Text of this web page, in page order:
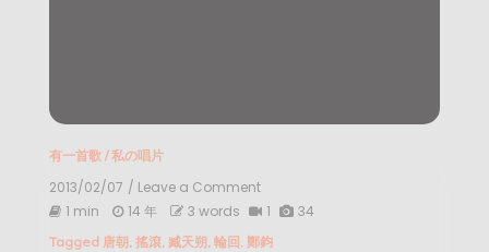
有一首歌/私の唱片
2013/02/07 / Leave a Commenton
【私
唱
1 min 14 年 3 words 1 34
Tagged 唐朝 搖滾, 臧天朔 輪回 鄭鈞